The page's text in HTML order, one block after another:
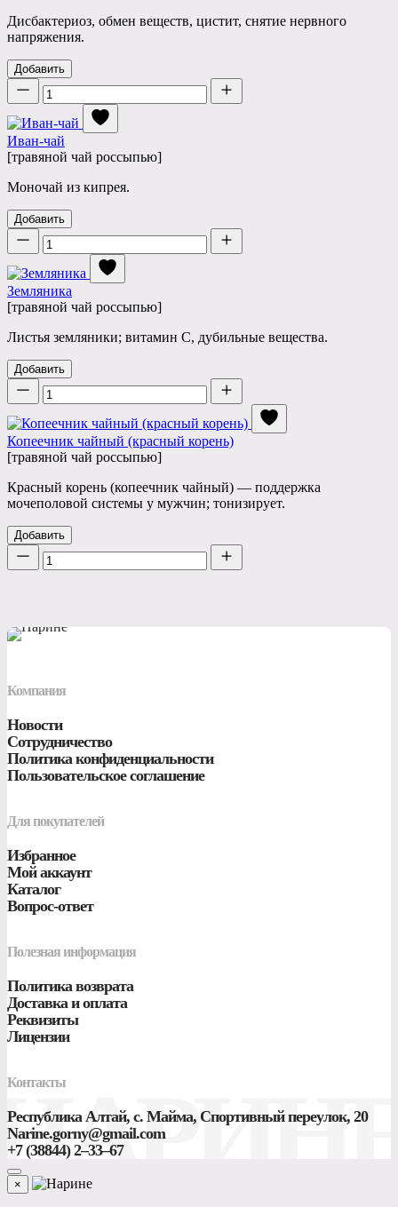
Дисбактериоз, обмен веществ, цистит, снятие нервного
напряжения.
Добавить
Количество
Иван-чай
[травяной чай россыпью]
Моночай из кипрея.
Добавить
Количество
Земляника
[травяной чай россыпью]
Листья земляники; витамин C, дубильные вещества.
Добавить
Количество
Копеечник чайный (красный корень)
[травяной чай россыпью]
Красный корень (копеечник чайный) — поддержка
мочеполовой системы у мужчин; тонизирует.
Добавить
Количество
Компания
Новости
Сотрудничество
Политика конфиденциальности
Пользовательское соглашение
Для покупателей
Избранное
Мой аккаунт
Каталог
Вопрос-ответ
Полезная информация
Политика возврата
Доставка и оплата
Реквизиты
Лицензии
Контакты
Республика Алтай, с. Майма, Спортивный переулок, 20
Narine.gorny@gmail.com
+7 (38844) 2‒33‒67
×